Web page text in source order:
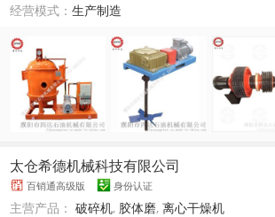
经营模式：生产制造
太仓希德机械科技有限公司
百销通高级版 身份认证
主营产品：破碎机, 胶体磨,离心干燥机